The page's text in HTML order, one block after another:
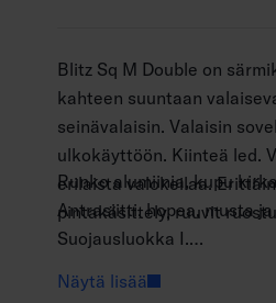
Blitz Sq M Double on
kahteen suuntaan
seinävalaisin. Valaisin
ulkokäyttöön. Kiinteä led.
erilaista valokeilaa.
pintakäsittely, ruuvit
Runko alumiinia, kupu
Antrasiitti, hopea, musta
Suojausluokka I.
Päättyvä asennus, 3 x 2,5
Näytä lisää